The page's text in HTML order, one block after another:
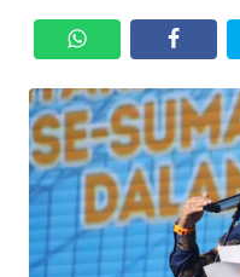
INDEKS
BERITA
KONTAK
KAMI
IKLAN